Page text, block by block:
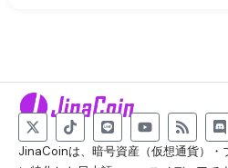
JinaCoinは、暗号資産（仮想通貨）・